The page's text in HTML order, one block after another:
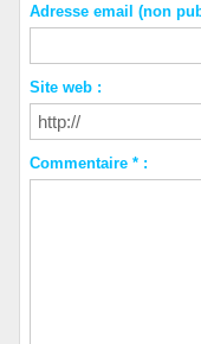
Adresse email (non
Site web :
Commentaire * :